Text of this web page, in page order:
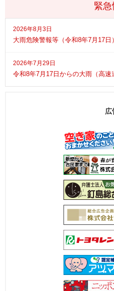
緊急
2026年8月3日
大雨危険警報等（令和8年7月17日
2026年7月29日
令和8年7月17日からの大雨（高速
広